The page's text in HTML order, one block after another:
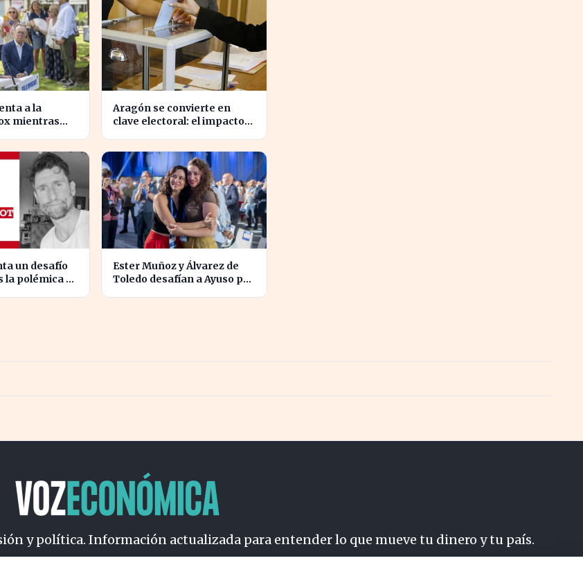
a la
mientras
Aragón se convierte en
clave electoral: el impacto
un desafío
polémica de
Ester Muñoz y Álvarez de
Toledo desafían a Ayuso por
y política. Información actualizada para entender lo que mueve tu dinero y tu país.